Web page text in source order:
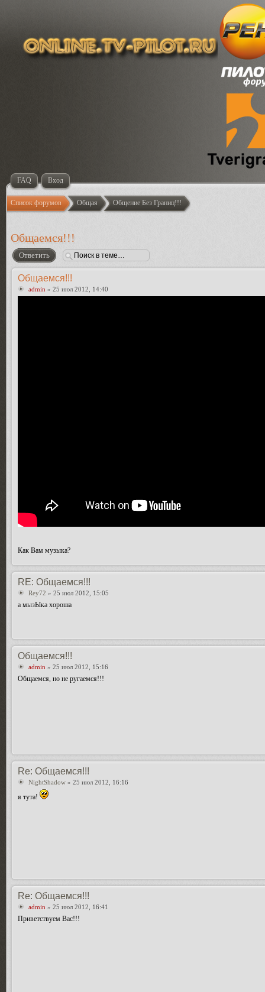
FAQ Вход
Список форумов Общая Общение Без Границ!!!
Общаемся!!!
Ответить
Общаемся!!!
admin » 25 июл 2012, 14:40
Как Вам музыка?
RE: Общаемся!!!
Rey72 » 25 июл 2012, 15:05
а мызЫка хороша
Общаемся!!!
admin » 25 июл 2012, 15:16
Общаемся, но не ругаемся!!!
Re: Общаемся!!!
NightShadow » 25 июл 2012, 16:16
я тута!
Re: Общаемся!!!
admin » 25 июл 2012, 16:41
Приветствуем Вас!!!